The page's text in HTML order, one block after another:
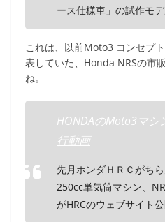
ース仕様車」の試作モデ
これは、以前Moto3 コンセプ
表していた、Honda NRSの市
ね。
HONDAのMoto3マシ
行動画
先月ホンダＨＲＣがち
250cc単気筒マシン、
がHRCのウェブサイト